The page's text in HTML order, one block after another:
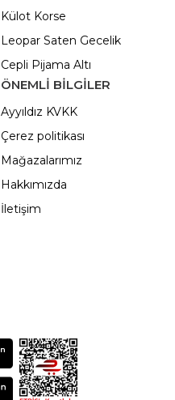
Külot Korse
Leopar Saten Gecelik
Cepli Pijama Altı
ÖNEMLI BILGILER
Ayyıldız KVKK
Çerez politikası
Mağazalarımız
Hakkımızda
İletişim